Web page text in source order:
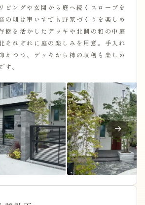
ビングや玄関から庭へ続くスロープを
の畑は車いすでも野菜づくりを楽しめ
樹を活かしたデッキや北側の和の中庭
それぞれに庭の楽しみを用意。手入れ
えつつ、デッキから柿の収穫も楽しめ
す。